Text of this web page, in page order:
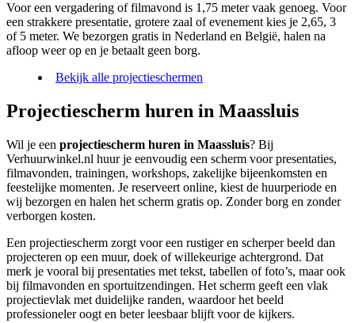
Voor een vergadering of filmavond is 1,75 meter vaak genoeg. Voor
een strakkere presentatie, grotere zaal of evenement kies je 2,65, 3
of 5 meter. We bezorgen gratis in Nederland en België, halen na
afloop weer op en je betaalt geen borg.
Bekijk alle projectieschermen
Projectiescherm huren in Maassluis
Wil je een projectiescherm huren in Maassluis? Bij
Verhuurwinkel.nl huur je eenvoudig een scherm voor presentaties,
filmavonden, trainingen, workshops, zakelijke bijeenkomsten en
feestelijke momenten. Je reserveert online, kiest de huurperiode en
wij bezorgen en halen het scherm gratis op. Zonder borg en zonder
verborgen kosten.
Een projectiescherm zorgt voor een rustiger en scherper beeld dan
projecteren op een muur, doek of willekeurige achtergrond. Dat
merk je vooral bij presentaties met tekst, tabellen of foto’s, maar ook
bij filmavonden en sportuitzendingen. Het scherm geeft een vlak
projectievlak met duidelijke randen, waardoor het beeld
professioneler oogt en beter leesbaar blijft voor de kijkers.